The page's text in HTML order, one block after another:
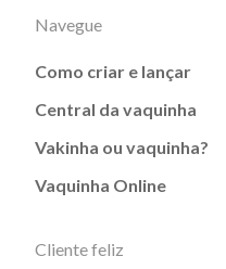
Navegue
Como criar e lançar
Central da vaquinha
Vakinha ou vaquinha?
Vaquinha Online
Cliente feliz